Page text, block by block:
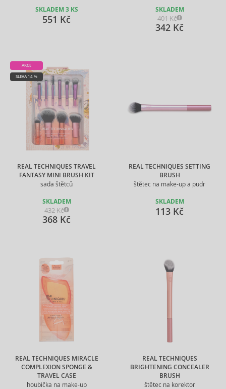
SKLADEM 3 KS
551 Kč
SKLADEM
401 Kč
342 Kč
REAL TECHNIQUES TRAVEL
FANTASY MINI BRUSH KIT
sada štětců
AKCE
SLEVA 14 %
SKLADEM
432 Kč
368 Kč
REAL TECHNIQUES SETTING
BRUSH
štětec na make-up a pudr
SKLADEM
113 Kč
REAL TECHNIQUES MIRACLE
COMPLEXION SPONGE &
TRAVEL CASE
houbička na make-up
REAL TECHNIQUES
BRIGHTENING CONCEALER
BRUSH
štětec na korektor